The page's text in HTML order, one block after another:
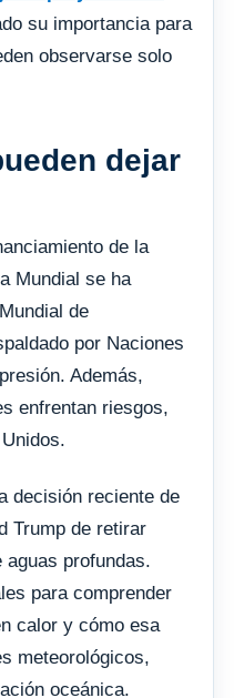
su importancia para
observarse solo
dejar
de la
Mundial se ha
de
por Naciones
Además,
enfrentan riesgos,
decisión reciente de
Trump de retirar
profundas.
para comprender
calor y cómo esa
meteorológicos,
oceánica.